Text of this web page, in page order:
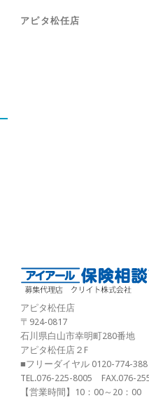
アピタ松任店
アピタ松任店
〒924-0817
石川県白山市幸明町280番地
アピタ松任店２F
■フリーダイヤル 0120-774-388
TEL.076-225-8005 FAX.076-
【営業時間】10：00～20：